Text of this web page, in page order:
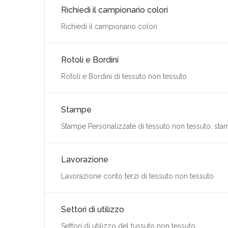
Richiedi il campionario colori
Richiedi il campionario colori
Rotoli e Bordini
Rotoli e Bordini di tessuto non tessuto
Stampe
Stampe Personalizzate di tessuto non tessuto,
Lavorazione
Lavorazione conto terzi di tessuto non tessuto
Settori di utilizzo
Settori di utilizzo del tussuto non tessuto